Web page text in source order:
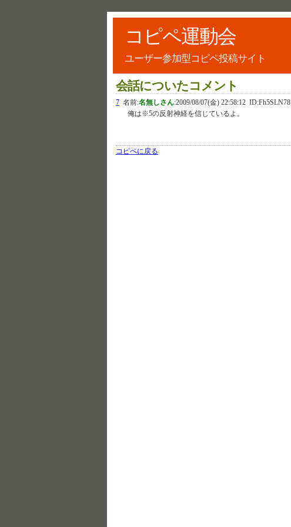
コピペ運動会
ユーザー参加型コピペ投稿サイト
会話についたコメント
7 名前:名無しさん:2009/08/07(金) 22:58:12 ID:Fh5SLN78
俺は※5の反射神経を信じているよ。
コピペに戻る